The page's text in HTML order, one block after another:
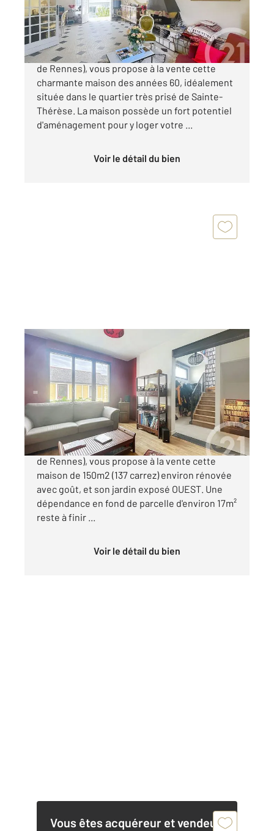
489 000 €
L'agence Century21 Reine immobilier (Agence
de Rennes), vous propose à la vente cette
charmante maison des années 60, idéalement
située dans le quartier très prisé de Sainte-
Thérèse. La maison possède un fort potentiel
d'aménagement pour y loger votre ...
Voir le détail du bien
RENNES 35
137,15 m2, 7 pièces
Ref : 3567
Maison à vendre
698 000 €
L'agence Century21 Reine immobilier (Agence
de Rennes), vous propose à la vente cette
maison de 150m2 (137 carrez) environ rénovée
avec goût, et son jardin exposé OUEST. Une
dépendance en fond de parcelle d'environ 17m²
reste à finir ...
Voir le détail du bien
Vous êtes acquéreur et vendeur,